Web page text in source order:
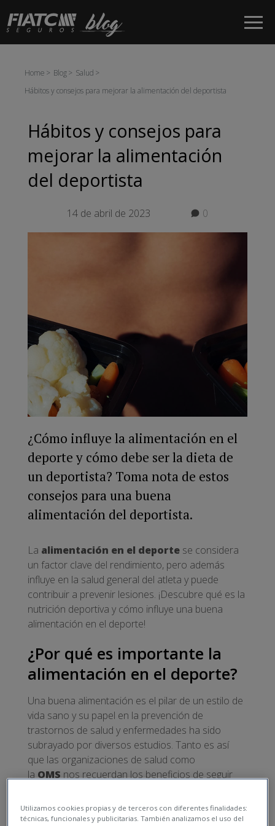
Saltar al contenido principal
Home Blog
Salud
Hábitos y consejos para mejorar la alimentación del deportista
Hábitos y consejos para
mejorar la alimentación
del deportista
14 de abril de 2023 0
¿Cómo influye la alimentación en el
deporte y cómo debe ser la dieta de
un deportista? Toma nota de estos
consejos para una buena
alimentación del deportista.
La alimentación en el deporte se considera
un factor clave del rendimiento, pero además
influye en la salud general del atleta y puede
contribuir a prevenir lesiones. ¡Descubre qué es la
nutrición deportiva y cómo influye una buena
alimentación en el deporte!
¿Por qué es importante la
alimentación en el deporte?
Una buena alimentación es el pilar de un estilo de
vida sano y su papel en la prevención de
trastornos de salud y enfermedades ha sido
subrayado por diversos estudios. Tanto es así
que las organizaciones de salud como
laOMSnos recuerdan losbeneficios de seguir
alimentación desequilibrada.
Utilizamos cookies propias y de terceros con diferentes finalidades:
técnicas, funcionales y publicitarias. También analizamos el uso del